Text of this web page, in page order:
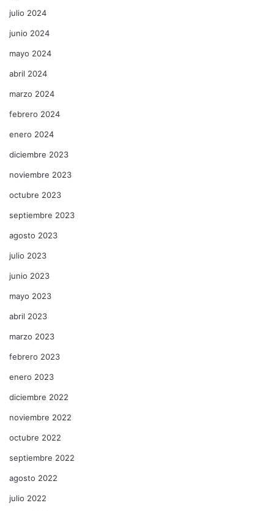
julio 2024
junio 2024
mayo 2024
abril 2024
marzo 2024
febrero 2024
enero 2024
diciembre 2023
noviembre 2023
octubre 2023
septiembre 2023
agosto 2023
julio 2023
junio 2023
mayo 2023
abril 2023
marzo 2023
febrero 2023
enero 2023
diciembre 2022
noviembre 2022
octubre 2022
septiembre 2022
agosto 2022
julio 2022